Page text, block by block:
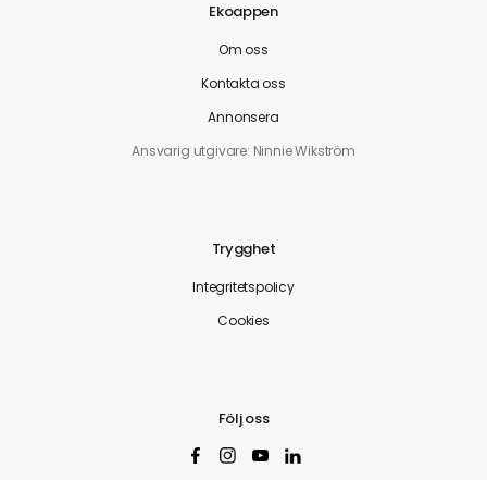
Ekoappen
Om oss
Kontakta oss
Annonsera
Ansvarig utgivare: Ninnie Wikström
Trygghet
Integritetspolicy
Cookies
Följ oss